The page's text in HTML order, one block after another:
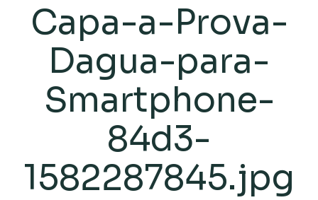
Capa-a-Prova-
Dagua-para-
Smartphone-
84d3-
1582287845.jpg